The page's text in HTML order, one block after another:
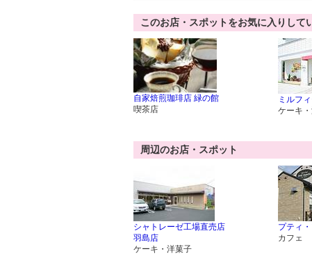
このお店・スポットをお気に入りして
自家焙煎珈琲店 緑の館
喫茶店
ミルフ
ケーキ
周辺のお店・スポット
シャトレーゼ工場直売店
羽島店
ケーキ・洋菓子
プティ
カフェ